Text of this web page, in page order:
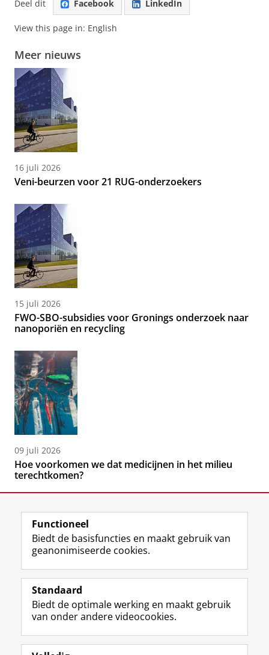
Deel dit Facebook LinkedIn
View this page in: English
Meer nieuws
16 juli 2026
Veni-beurzen voor 21 RUG-onderzoekers
15 juli 2026
FWO-SBO-subsidies voor Gronings onderzoek naar
nanoporiën en recycling
09 juli 2026
Hoe voorkomen we dat medicijnen in het milieu
terechtkomen?
Volg de RUG
F
a
e
b
o
L
i
k
e
I
R
S
-
f
e
I
n
t
r
Y
o
T
e
Studiekiezers
Functioneel
Biedt de basisfuncties en maakt gebruik van
geanonimiseerde cookies.
Standaard
Biedt de optimale werking en maakt gebruik
van onder andere videocookies.